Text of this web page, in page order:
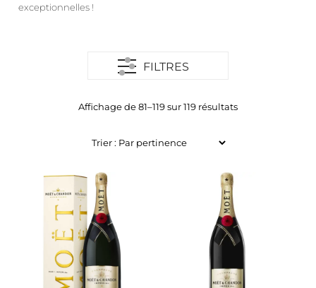
exceptionnelles !
FILTRES
Affichage de 81–119 sur 119 résultats